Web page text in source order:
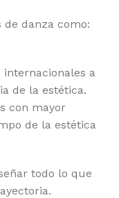
danza como:
a
de la estética.
con mayor
de la estética
todo lo que